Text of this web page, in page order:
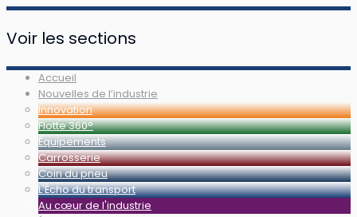
Voir les sections
Accueil
Nouvelles de l’industrie
Innovation
Flotte 360°
Équipements
Carrosserie
Coin du pneu
L'Écho du transport
Au cœur de l'industrie